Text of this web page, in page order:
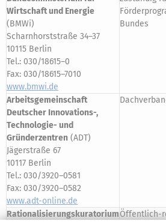
Wirtschaft und Energie
(BMWi)
Scharnhorststraße 34–37
10115 Berlin
Tel.: 030/18615–0
Fax: 030/18615–7010
www.bmwi.de
Bundes
Arbeitsgemeinschaft
Deutscher Innovations-,
Technologie- und
Gründerzentren (ADT)
Jägerstraße 67
10117 Berlin
Tel.: 030/3920–0581
Fax: 030/3920–0582
www.adt-online.de
RationalisierungskuratoriumÖffentlich-